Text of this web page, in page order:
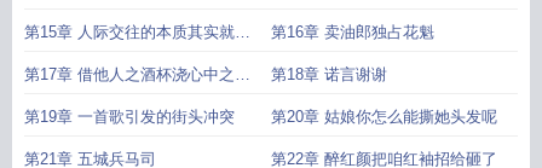
第15章 人际交往的本质其实就是
价值交换
第16章 卖油郎独占花魁
第17章 借他人之酒杯浇心中之块
垒
第18章 诺言谢谢
第19章 一首歌引发的街头冲突 第20章 姑娘你怎么能撕她头发呢
第21章 五城兵马司 第22章 醉红颜把咱红袖招给砸了